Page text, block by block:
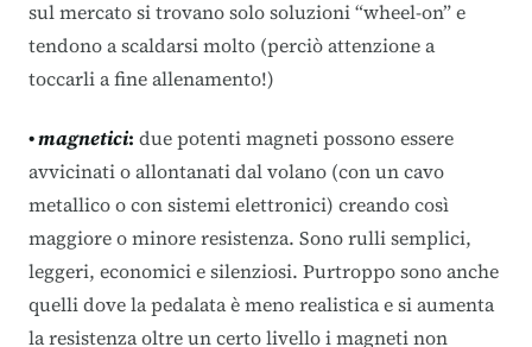
sul mercato si trovano solo soluzioni “wheel-on” e
tendono a scaldarsi molto (perciò attenzione a
toccarli a fine allenamento!)
•magnetici: due potenti magneti possono essere
avvicinati o allontanati dal volano (con un cavo
metallico o con sistemi elettronici) creando così
maggiore o minore resistenza. Sono rulli semplici,
leggeri, economici e silenziosi. Purtroppo sono anche
quelli dove la pedalata è meno realistica e si aumenta
la resistenza oltre un certo livello i magneti non